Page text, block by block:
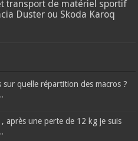
transport de matériel sportif
Duster ou Skoda Karoq
sur quelle répartition des macros ?
après une perte de 12 kg je suis